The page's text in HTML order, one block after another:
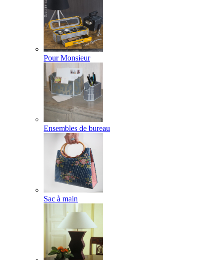
Pour Monsieur
Ensembles de bureau
Sac à main